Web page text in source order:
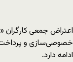
خصوصی‌سازی و پرداخت
ادامه دارد.